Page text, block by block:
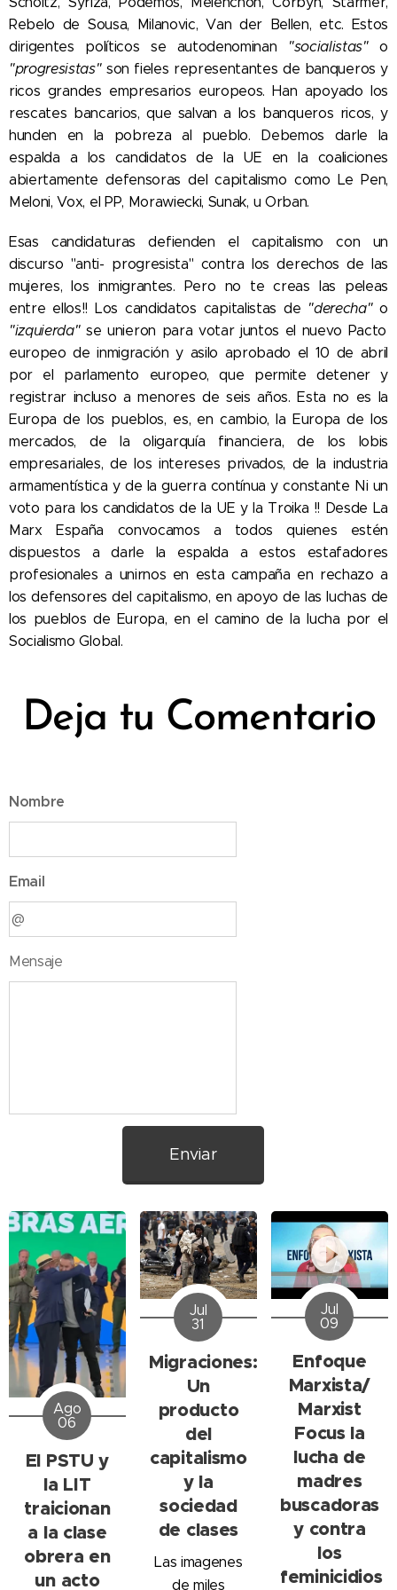
Rebelo de Sousa, Milanovic, Van der Bellen, etc. Estos
dirigentes políticos se autodenominan
"socialistas"o
"progresistas"son fieles representantes de banqueros y
ricos grandes empresarios europeos. Han apoyado los
rescates bancarios, que salvan a los banqueros ricos, y
hunden en la pobreza al pueblo. Debemos darle la
espalda a los candidatos de la UE en la coaliciones
abiertamente defensoras del capitalismo como Le Pen,
Meloni, Vox, el PP, Morawiecki, Sunak, u Orban.
Esas candidaturas defienden el capitalismo con un
discurso "anti- progresista" contra los derechos de las
mujeres, los inmigrantes. Pero no te creas las peleas
entre ellos!! Los candidatos capitalistas de "derecha"o
"izquierda"se unieron para votar juntos el nuevo Pacto
europeo de inmigración y asilo aprobado el 10 de abril
por el parlamento europeo, que permite detener y
registrar incluso a menores de seis años. Esta no es la
Europa de los pueblos, es, en cambio, la Europa de los
mercados, de la oligarquía financiera, de los lobis
empresariales, de los intereses privados, de la industria
armamentística y de la guerra contínua y constante Ni un
voto para los candidatos de la UE y la Troika !! Desde La
Marx España convocamos a todos quienes estén
dispuestos a darle la espalda a estos estafadores
profesionales a unirnos en esta campaña en rechazo a
los defensores del capitalismo, en apoyo de las luchas de
los pueblos de Europa, en el camino de la lucha por el
Socialismo Global.
Deja tu Comentario
Nombre
Email
Mensaje
Enviar
Ago
06
El PSTU y
la LIT
traicionan
a la clase
obrera en
un acto
Jul
31
Migraciones:
Un
producto
del
capitalismo
y la
sociedad
de clases
Las imagenes
de miles
Jul
09
Enfoque
Marxista/
Marxist
Focus la
lucha de
madres
buscadoras
y contra
los
feminicidios